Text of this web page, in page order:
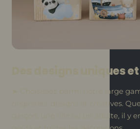
Des designs uniques
➤ Choisissez parmi notre large
originales, designs et créatives.
garçon, une fille ou un adulte, il y